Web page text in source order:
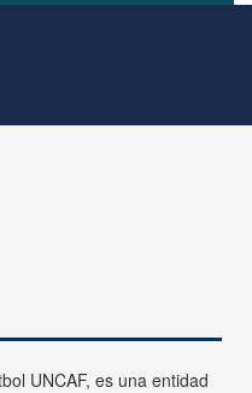
UNCAF, es una entidad